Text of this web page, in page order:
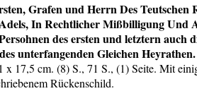
Grafen und Herrn Des Teutschen
In Rechtlicher Mißbilligung Und
des ersten und letztern auch
unterfangenden Gleichen Heyrathen.
x 17,5 cm. (8) S., 71 S., (1) Seite. Mit
Rückenschild.